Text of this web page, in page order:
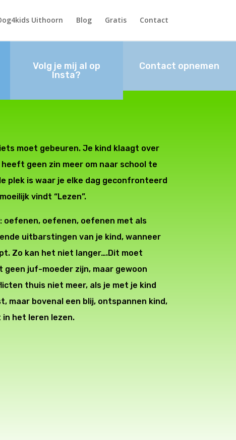
Uithoorn Blog Gratis Contact
Volg je mij al op
Insta?
Contact opnemen
moet gebeuren. Je kind klaagt over
geen zin meer om naar school te
plek is waar je elke dag geconfronteerd
vindt “Lezen”.
oefenen, oefenen, oefenen met als
uitbarstingen van je kind, wanneer
Zo kan het niet langer….Dit moet
geen juf-moeder zijn, maar gewoon
thuis niet meer, als je met je kind
maar bovenal een blij, ontspannen kind,
het leren lezen.